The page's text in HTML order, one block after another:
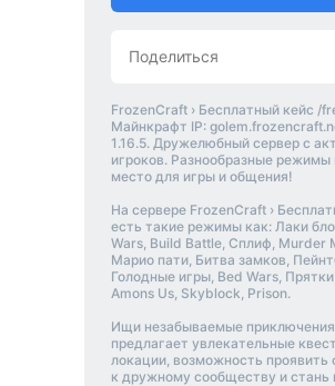
Поделиться
FrozenCraft › Бесплатный кейс /
Майнкрафт IP:
1.16.5. Дружелюбный сервер с
игроков. Разнообразные режимы
место для игры и общения!
На сервере FrozenCraft ›
есть такие режимы как: Лаки
Wars, Build Battle, Сплиф, Murder
Марио пати, Битва замков,
Голодные игры, Bed Wars,
Amons Us, Skyblock, Prison.
Ищи незабываемые
предлагает увлекательные
локации, возможность проявить
к дружному сообществу и стань